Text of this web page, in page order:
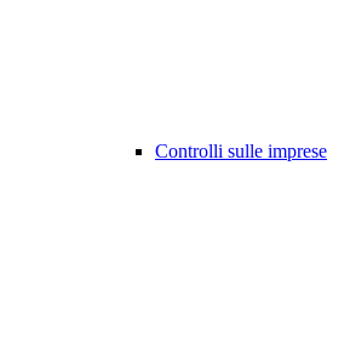
Controlli sulle imprese